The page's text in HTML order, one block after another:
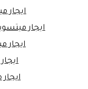
ايجار
ايجار ميتسوبيشي 28
ايجار